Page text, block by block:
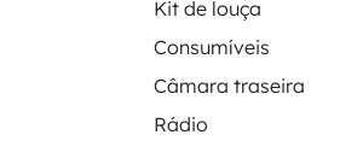
Kit de louça
Consumíveis
Câmara traseira
Rádio